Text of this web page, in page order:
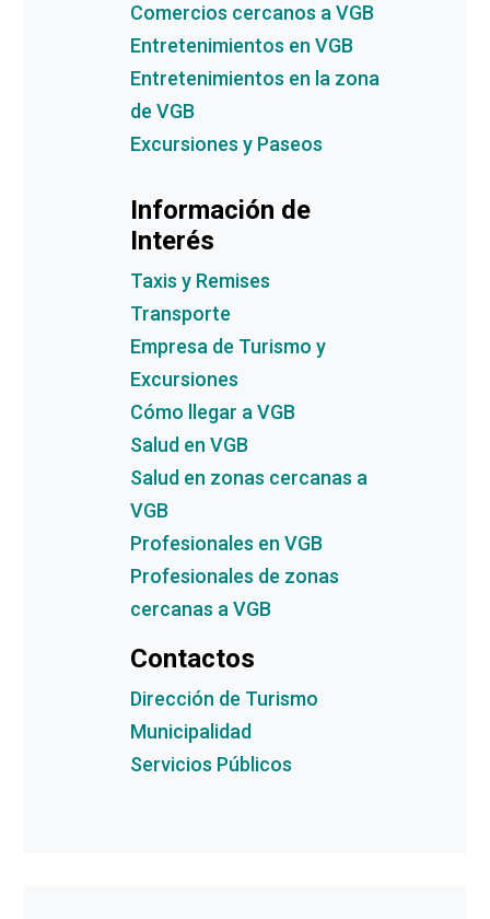
Comercios cercanos a VGB
Entretenimientos en VGB
Entretenimientos en la zona
de VGB
Excursiones y Paseos
Información de
Interés
Taxis y Remises
Transporte
Empresa de Turismo y
Excursiones
Cómo llegar a VGB
Salud en VGB
Salud en zonas cercanas a
VGB
Profesionales en VGB
Profesionales de zonas
cercanas a VGB
Contactos
Dirección de Turismo
Municipalidad
Servicios Públicos